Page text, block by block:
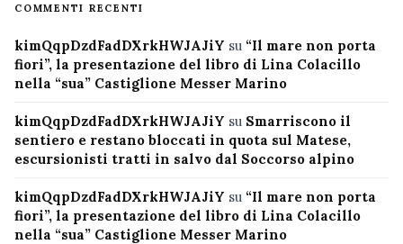
COMMENTI RECENTI
kimQqpDzdFadDXrkHWJAJiY su “Il mare non porta
fiori”, la presentazione del libro di Lina Colacillo
nella “sua” Castiglione Messer Marino
kimQqpDzdFadDXrkHWJAJiY su Smarriscono il
sentiero e restano bloccati in quota sul Matese,
escursionisti tratti in salvo dal Soccorso alpino
kimQqpDzdFadDXrkHWJAJiY su “Il mare non porta
fiori”, la presentazione del libro di Lina Colacillo
nella “sua” Castiglione Messer Marino